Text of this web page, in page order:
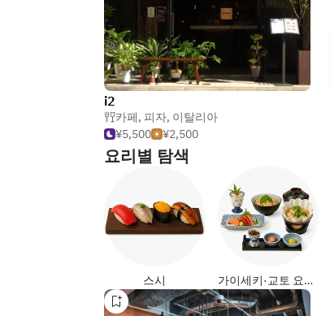
i2
카페, 피자, 이탈리아
¥5,500
¥2,500
요리별 탐색
스시 가이세키·교토 요리 (일식)